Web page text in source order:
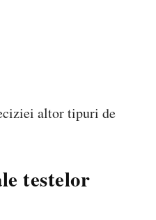
altor tipuri de
testelor